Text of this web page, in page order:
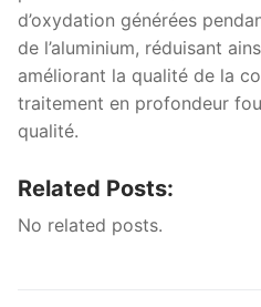
d’oxydation générées
de l’aluminium, réduisant
améliorant la qualité de la
traitement en profondeur
qualité.
Related Posts:
No related posts.